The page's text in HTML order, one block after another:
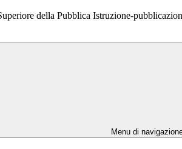
della Pubblica Istruzione-
Menu di